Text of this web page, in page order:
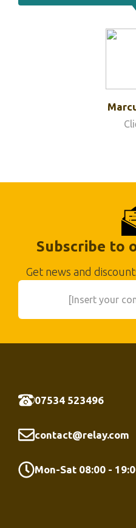
Subscribe to
Get news and
[Insert your
07534 523496
contact@relay.com
Mon-Sat 08:00 -